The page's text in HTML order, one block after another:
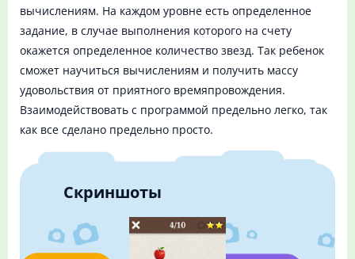
вычислениям. На каждом уровне есть определенное
задание, в случае выполнения которого на счету
окажется определенное количество звезд. Так ребенок
сможет научиться вычислениям и получить массу
удовольствия от приятного времяпровождения.
Взаимодействовать с программой предельно легко, так
как все сделано предельно просто.
Скриншоты